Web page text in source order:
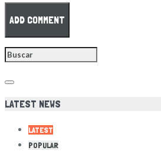
LATEST NEWS
LATEST
POPULAR